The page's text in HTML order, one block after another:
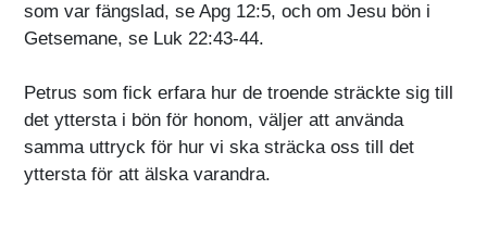
som var fängslad, se Apg 12:5, och om Jesu bön i
Getsemane, se Luk 22:43-44.
Petrus som fick erfara hur de troende sträckte sig till
det yttersta i bön för honom, väljer att använda
samma uttryck för hur vi ska sträcka oss till det
yttersta för att älska varandra.